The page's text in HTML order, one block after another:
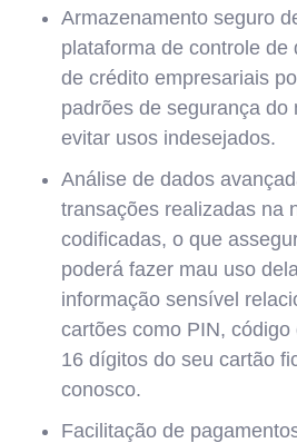
Armazenamento seguro
plataforma de controle de
de crédito empresariais
padrões de segurança do
evitar usos indesejados.
Análise de dados
transações realizadas na
codificadas, o que
poderá fazer mau uso
informação sensível
cartões como PIN,
16 dígitos do seu cartão
conosco.
Facilitação de